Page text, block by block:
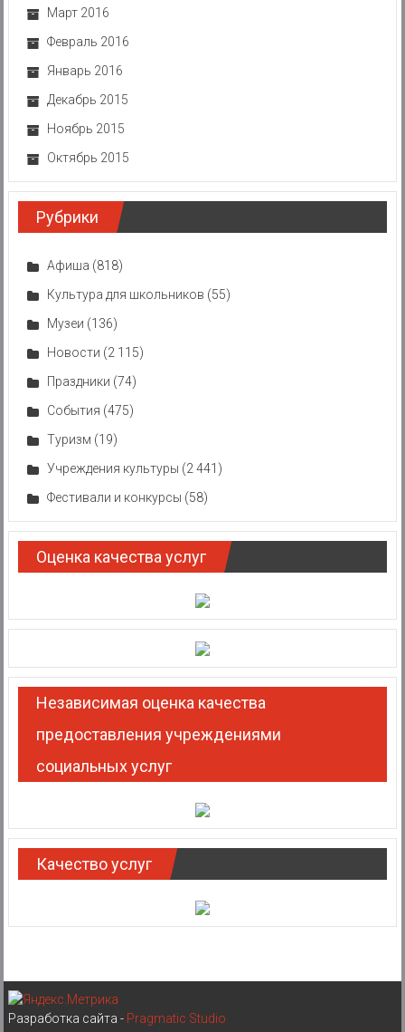
Март 2016
Февраль 2016
Январь 2016
Декабрь 2015
Ноябрь 2015
Октябрь 2015
Рубрики
Афиша (818)
Культура для школьников (55)
Музеи (136)
Новости (2 115)
Праздники (74)
События (475)
Туризм (19)
Учреждения культуры (2 441)
Фестивали и конкурсы (58)
Оценка качества услуг
Независимая оценка качества
предоставления учреждениями
социальных услуг
Качество услуг
Разработка сайта - Pragmatic Studio